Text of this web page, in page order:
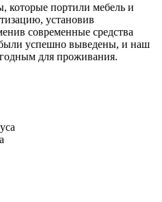
которые портили мебель и
установив
современные средства
успешно выведены, и наш
для проживания.